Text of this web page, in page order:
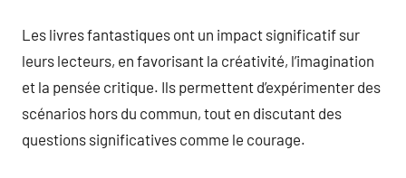
Les livres fantastiques ont un impact significatif sur
leurs lecteurs, en favorisant la créativité, l’imagination
et la pensée critique. Ils permettent d’expérimenter des
scénarios hors du commun, tout en discutant des
questions significatives comme le courage.